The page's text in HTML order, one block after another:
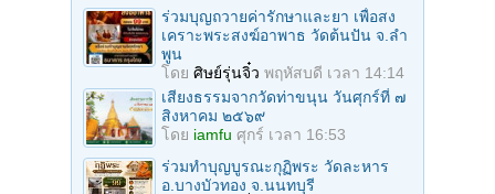
ร่วมบุญถวายค่ารักษาและยา เพื่อสง
เคราะพระสงฆ์อาพาธ วัดต้นปัน จ.ลํา
พูน
โดย ศิษย์รุ่นจิ๋ว พฤหัสบดี เวลา 14:14
เสียงธรรมจากวัดท่าขนุน วันศุกร์ที่ ๗
สิงหาคม ๒๕๖๙
โดย iamfu ศุกร์ เวลา 16:53
ร่วมทําบุญบูรณะกุฏิพระ วัดละหาร
อ.บางบัวทอง จ.นนทบุรี